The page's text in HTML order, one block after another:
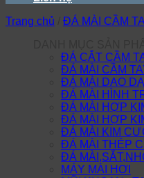
Trang chủ
ĐÁ MÀI CẦM
ĐÁ CẮT CẦM
ĐÁ MÀI CẦM
ĐÁ MÀI DAO
ĐÁ MÀI HÌNH
ĐÁ MÀI HỢP
ĐÁ MÀI HỢP
ĐÁ MÀI KIM
ĐÁ MÀI THÉP
ĐÁ
MÁY MÀI HƠI